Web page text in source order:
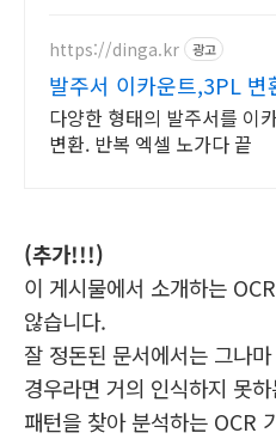
https://dinga.kr 광고
발주서 이카운트,3PL 변
다양한 형태의 발주서를 이
변환. 반복 엑셀 노가다 끝
(추가!!!)
이 게시물에서 소개하는
않습니다.
잘 정돈된 문서에서는 그나
경우라면 거의 인식하지 못
패턴을 찾아 분석하는 OCR